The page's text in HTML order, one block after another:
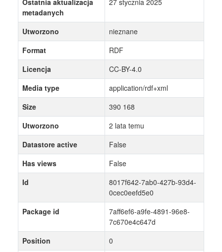
Ostatnia aktualizacja
metadanych
27 stycznia 2025
Utworzono
nieznane
Format
RDF
Licencja
CC-BY-4.0
Media type
application/rdf+xml
Size
390 168
Utworzono
2 lata temu
Datastore active
False
Has views
False
Id
8017f642-7ab0-427b-93d4-
0cec0eefd5e0
Package id
7aff6ef6-a9fe-4891-96e8-
7c670e4c647d
Position
0